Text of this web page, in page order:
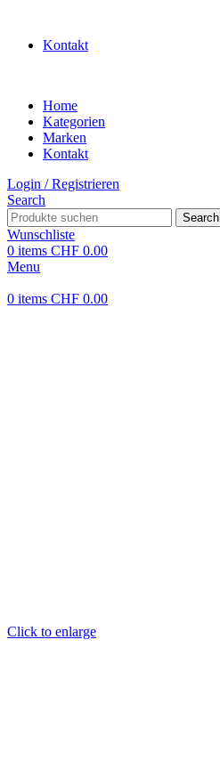
Kontakt
Home
Kategorien
Marken
Kontakt
Login / Registrieren
Search
Search
Wunschliste
0 items CHF 0.00
Menu
0 items CHF 0.00
Click to enlarge